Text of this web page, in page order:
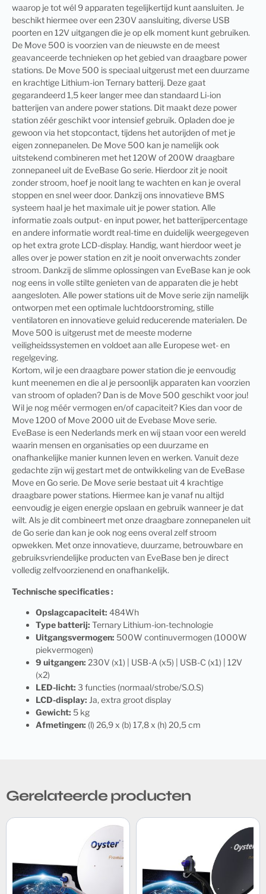
waarop je tot wél 9 apparaten tegelijkertijd kunt aansluiten. Je
beschikt hiermee over een 230V aansluiting, diverse USB
poorten en 12V uitgangen die je op elk moment kunt gebruiken.
De Move 500 is voorzien van de nieuwste en de meest
geavanceerde technieken op het gebied van draagbare power
stations. De Move 500 is speciaal uitgerust met een duurzame
en krachtige Lithium-ion Ternary batterij. Deze gaat
gegarandeerd 1,5 keer langer mee dan standaard Li-ion
batterijen van andere power stations. Dit maakt deze power
station zéér geschikt voor intensief gebruik. Opladen doe je
gewoon via het stopcontact, tijdens het autorijden of met je
eigen zonnepanelen. De Move 500 kan je namelijk ook
uitstekend combineren met het 120W of 200W draagbare
zonnepaneel uit de EveBase Go serie. Hierdoor zit je nooit
zonder stroom, hoef je nooit lang te wachten en kan je overal
stoppen en snel weer door. Dankzij ons innovatieve BMS
systeem haal je het maximale uit je power station. Alle
informatie zoals output- en input power, het batterijpercentage
en andere informatie wordt real-time en duidelijk weergegeven
op het extra grote LCD-display. Handig, want hierdoor weet je
alles over je power station en zit je nooit onverwachts zonder
stroom. Dankzij de slimme oplossingen van EveBase kan je ook
nog eens in volle stilte genieten van de apparaten die je hebt
aangesloten. Alle power stations uit de Move serie zijn namelijk
ontworpen met een optimale luchtdoorstroming, stille
ventilatoren en innovatieve geluid reducerende materialen. De
Move 500 is uitgerust met de meeste moderne
veiligheidssystemen en voldoet aan alle Europese wet- en
regelgeving.
Kortom, wil je een draagbare power station die je eenvoudig
kunt meenemen en die al je persoonlijk apparaten kan voorzien
van stroom of opladen? Dan is de Move 500 geschikt voor jou!
Wil je nog méér vermogen en/of capaciteit? Kies dan voor de
Move 1200 of Move 2000 uit de Evebase Move serie.
EveBase is een Nederlands merk en wij staan voor een wereld
waarin mensen en organisaties op een duurzame en
onafhankelijke manier kunnen leven en werken. Vanuit deze
gedachte zijn wij gestart met de ontwikkeling van de EveBase
Move en Go serie. De Move serie bestaat uit 4 krachtige
draagbare power stations. Hiermee kan je vanaf nu altijd
eenvoudig je eigen energie opslaan en gebruik wanneer je dat
wilt. Als je dit combineert met onze draagbare zonnepanelen uit
de Go serie dan kan je ook nog eens overal zelf stroom
opwekken. Met onze innovatieve, duurzame, betrouwbare en
gebruiksvriendelijke producten van EveBase ben je direct
volledig zelfvoorzienend en onafhankelijk.
Technische specificaties :
Opslagcapaciteit: 484Wh
Type batterij: Ternary Lithium-ion-technologie
Uitgangsvermogen: 500W continuvermogen (1000W
piekvermogen)
9 uitgangen: 230V (x1) | USB-A (x5) | USB-C (x1) | 12V
(x2)
LED-licht: 3 functies (normaal/strobe/S.O.S)
LCD-display: Ja, extra groot display
Gewicht: 5 kg
Afmetingen: (l) 26,9 x (b) 17,8 x (h) 20,5 cm
Gerelateerde producten